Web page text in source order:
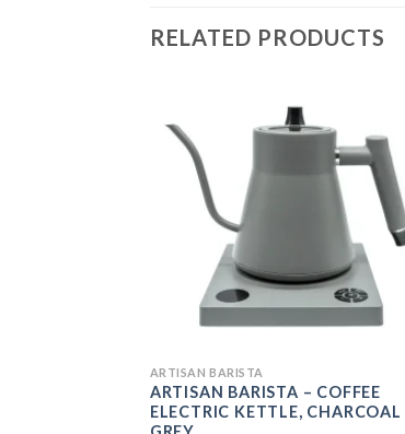
RELATED PRODUCTS
ADD
TO
WISHLIST
ARTISAN BARISTA
ARTISAN BARISTA – COFFEE
ELECTRIC KETTLE, CHARCOAL